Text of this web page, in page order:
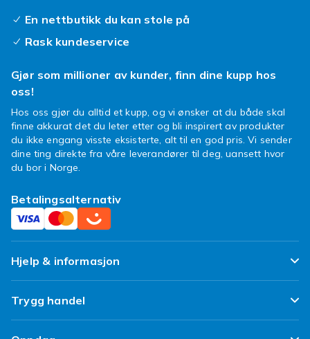
En nettbutikk du kan stole på
Rask kundeservice
Gjør som millioner av kunder, finn dine kupp hos
oss!
Hos oss gjør du alltid et kupp, og vi ønsker at du både skal
finne akkurat det du leter etter og bli inspirert av produkter
du ikke engang visste eksisterte, alt til en god pris. Vi sender
dine ting direkte fra våre leverandører til deg, uansett hvor
du bor i Norge.
Betalingsalternativ
Hjelp & informasjon
Ofte stilte spørsmål
Spor pakken min
Trygg handel
Fornøyd kunde-løfte